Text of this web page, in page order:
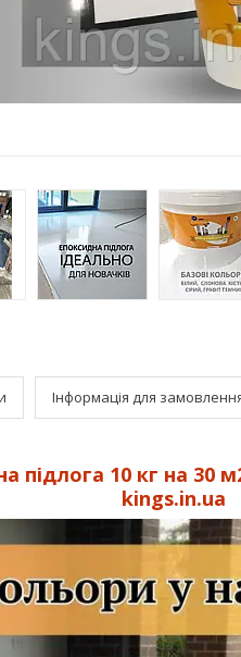
Інформація для
підлога 10 кг на 30
kings.in.ua